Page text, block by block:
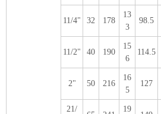
11/4" 32 178
13
3
98.5
11/2" 40 190
15
6
114.5
2" 50 216
16
5
127
21/
19